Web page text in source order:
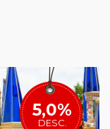
5,0%
DESC.